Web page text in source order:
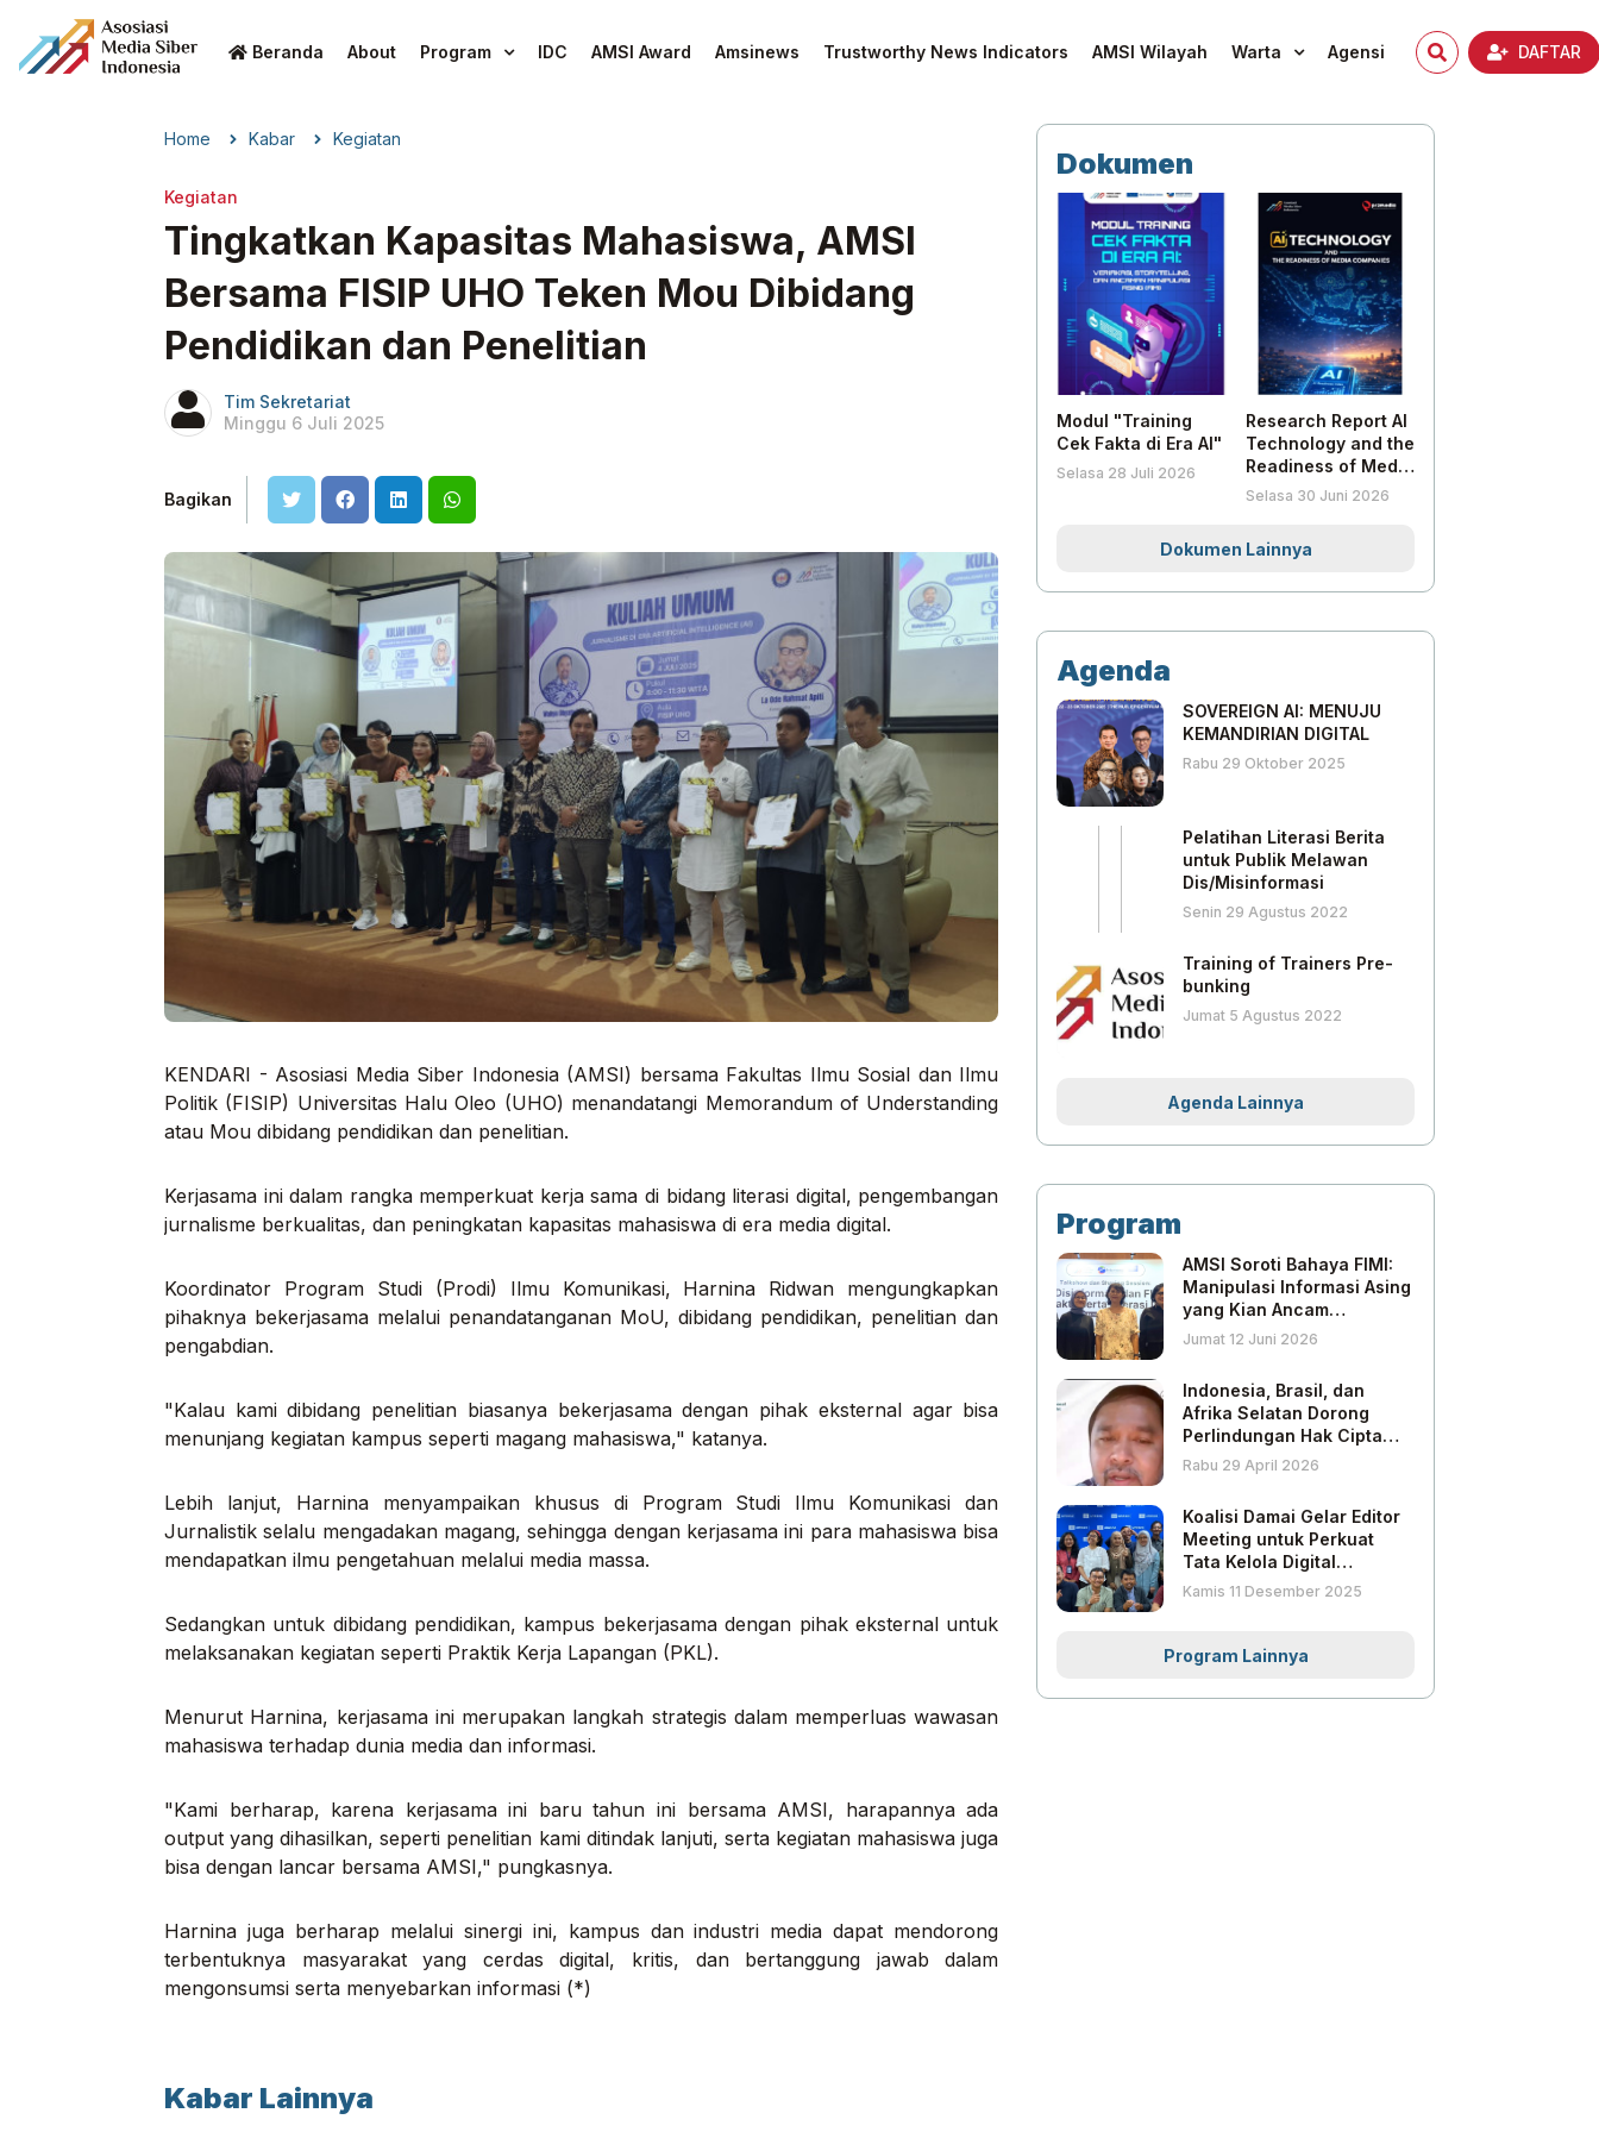
Beranda About Program IDC AMSI Award Amsinews Trustworthy News Indicators AMSI Wilayah Warta Agensi DAFTAR
Home Kabar Kegiatan
Kegiatan
Tingkatkan Kapasitas Mahasiswa, AMSI
Bersama FISIP UHO Teken Mou Dibidang
Pendidikan dan Penelitian
Tim Sekretariat
Minggu 6 Juli 2025
Bagikan
KENDARI - Asosiasi Media Siber Indonesia (AMSI) bersama Fakultas Ilmu Sosial dan Ilmu
Politik (FISIP) Universitas Halu Oleo (UHO) menandatangi Memorandum of Understanding
atau Mou dibidang pendidikan dan penelitian.
Kerjasama ini dalam rangka memperkuat kerja sama di bidang literasi digital, pengembangan
jurnalisme berkualitas, dan peningkatan kapasitas mahasiswa di era media digital.
Koordinator Program Studi (Prodi) Ilmu Komunikasi, Harnina Ridwan mengungkapkan
pihaknya bekerjasama melalui penandatanganan MoU, dibidang pendidikan, penelitian dan
pengabdian.
"Kalau kami dibidang penelitian biasanya bekerjasama dengan pihak eksternal agar bisa
menunjang kegiatan kampus seperti magang mahasiswa," katanya.
Lebih lanjut, Harnina menyampaikan khusus di Program Studi Ilmu Komunikasi dan
Jurnalistik selalu mengadakan magang, sehingga dengan kerjasama ini para mahasiswa bisa
mendapatkan ilmu pengetahuan melalui media massa.
Sedangkan untuk dibidang pendidikan, kampus bekerjasama dengan pihak eksternal untuk
melaksanakan kegiatan seperti Praktik Kerja Lapangan (PKL).
Menurut Harnina, kerjasama ini merupakan langkah strategis dalam memperluas wawasan
mahasiswa terhadap dunia media dan informasi.
"Kami berharap, karena kerjasama ini baru tahun ini bersama AMSI, harapannya ada
output yang dihasilkan, seperti penelitian kami ditindak lanjuti, serta kegiatan mahasiswa juga
bisa dengan lancar bersama AMSI," pungkasnya.
Harnina juga berharap melalui sinergi ini, kampus dan industri media dapat mendorong
terbentuknya masyarakat yang cerdas digital, kritis, dan bertanggung jawab dalam
mengonsumsi serta menyebarkan informasi (*)
Dokumen
Modul "Training
Cek Fakta di Era AI"
Selasa 28 Juli 2026
Research Report AI
Technology and the
Readiness of Media
Companies
Selasa 30 Juni 2026
Dokumen Lainnya
Agenda
SOVEREIGN AI: MENUJU
KEMANDIRIAN DIGITAL
Rabu 29 Oktober 2025
Pelatihan Literasi Berita
untuk Publik Melawan
Dis/Misinformasi
Senin 29 Agustus 2022
Training of Trainers Pre-
bunking
Jumat 5 Agustus 2022
Agenda Lainnya
Program
AMSI Soroti Bahaya FIMI:
Manipulasi Informasi Asing
yang Kian Ancam
Jurnalisme dan Ruang
Jumat 12 Juni 2026
Indonesia, Brasil, dan
Afrika Selatan Dorong
Perlindungan Hak Cipta
atas Produk Jurnalistik di
Rabu 29 April 2026
Koalisi Damai Gelar Editor
Meeting untuk Perkuat
Tata Kelola Digital
Berbasis HAM
Kamis 11 Desember 2025
Program Lainnya
Kabar Lainnya